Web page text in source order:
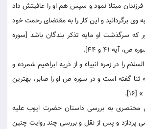
مبتلا نمود و سپس هم او را عافيتش داد
وى برگردانيد و اين كار را به مقتضاى رحمت خود
كه سرگذشت او مايه تذكر بندگان باشد [سوره
را در زمره انبياء و از ذريه ابراهيم شمرده و
ثنا گفته است و در سوره ص او را صابر، بهترين
مختصرى به بررسى داستان حضرت ايوب عليه
می پردازد و پس از نقل و بررسى چند روايت چنين